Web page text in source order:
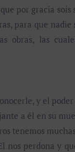
por gracia sois
para que nadie
obras, las
y el
a él en su
tenemos
nos perdona y